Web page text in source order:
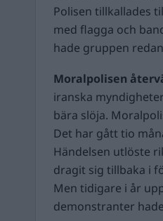
Polisen tillkallades
med flagga och
hade gruppen
Moralpolisen
iranska
bära slöja.
Det har gått tio
Händelsen utlöste
dragit sig tillbaka i
Men tidigare i år
demonstranter